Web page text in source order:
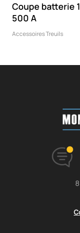
Coupe batterie
500 A
Accessoires Treuils